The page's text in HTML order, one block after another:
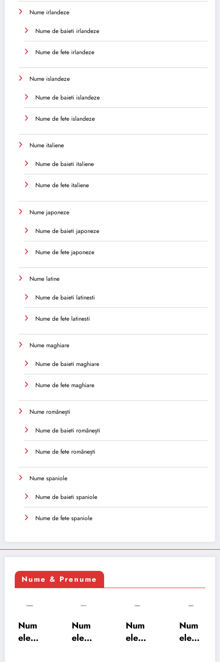
Nume irlandeze
Nume de baieti irlandeze
Nume de fete irlandeze
Nume islandeze
Nume de baieti islandeze
Nume de fete islandeze
Nume italiene
Nume de baieti italiene
Nume de fete italiene
Nume japoneze
Nume de baieti japoneze
Nume de fete japoneze
Nume latine
Nume de baieti latinesti
Nume de fete latinesti
Nume maghiare
Nume de baieti maghiare
Nume de fete maghiare
Nume românești
Nume de baieti românești
Nume de fete românești
Nume spaniole
Nume de baieti spaniole
Nume de fete spaniole
Nume & Prenume
Num
ele
Num
ele
Num
ele
Num
ele